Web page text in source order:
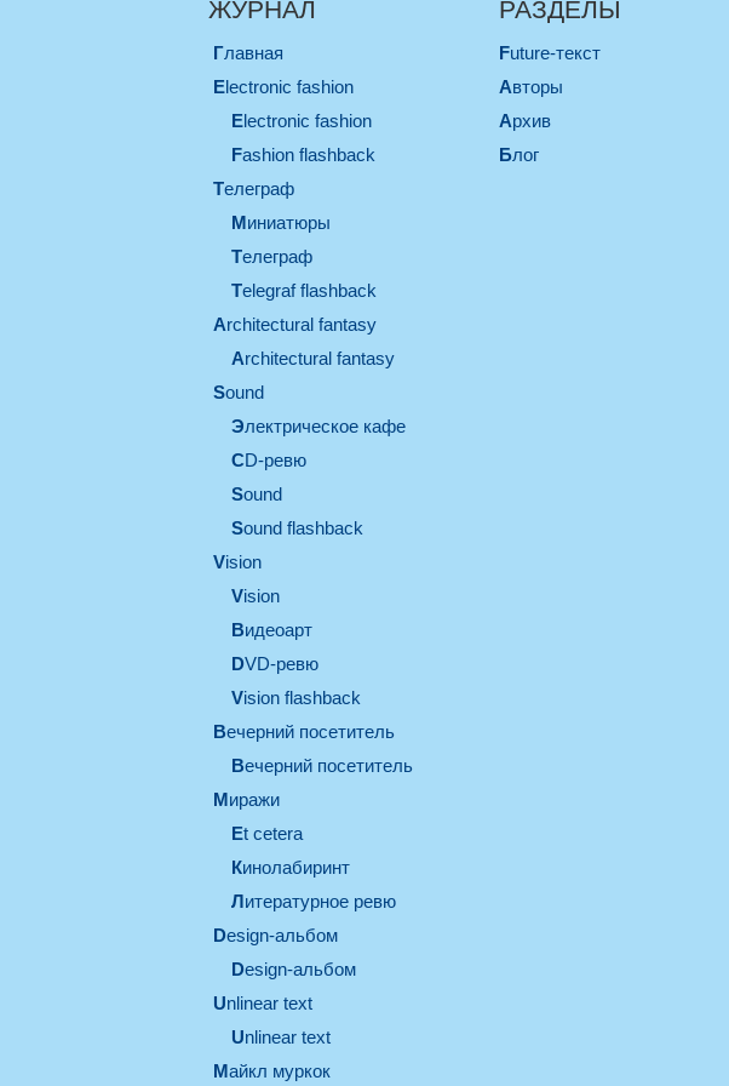
ЖУРНАЛ
Главная
electronic fashion
electronic fashion
Fashion flashback
телеграф
миниатюры
телеграф
Telegraf flashback
architectural fantasy
architectural fantasy
sound
электрическое кафе
CD-ревю
sound
Sound flashback
vision
vision
видеоарт
DVD-ревю
Vision flashback
вечерний посетитель
вечерний посетитель
миражи
et cetera
кинолабиринт
литературное ревю
design-альбом
design-альбом
unlinear text
Unlinear text
майкл муркок
РАЗДЕЛЫ
Future-текст
Авторы
Архив
Блог